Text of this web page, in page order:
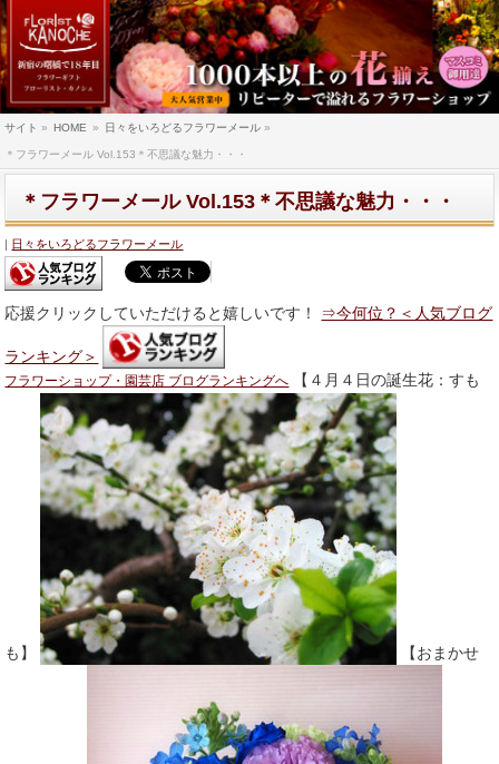
サイト » HOME » 日々をいろどるフラワーメール »
＊フラワーメール Vol.153＊不思議な魅力・・・
＊フラワーメール Vol.153＊不思議な魅力・・・
日々をいろどるフラワーメール
応援クリックしていただけると嬉しいです！ ⇒今何位？＜人気ブログ
ランキング＞
フラワーショップ・園芸店 ブログランキングへ 【４月４日の誕生花：すも
も】 【おまかせ